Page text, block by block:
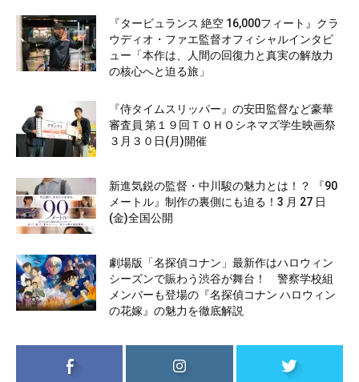
『タービュランス 絶空 16,000フィート』クラ
ウディオ・ファエ監督オフィシャルインタビ
ュー「本作は、人間の回復力と真実の解放力
の核心へと迫る旅」
『侍タイムスリッパー』の安田監督など豪華
審査員 第１９回ＴＯＨＯシネマズ学生映画祭
３月３０日(月)開催
新進気鋭の監督・中川駿の魅力とは！？ 『90
メートル』制作の裏側にも迫る！3 月 27 日
(金)全国公開
劇場版「名探偵コナン」最新作はハロウィン
シーズンで賑わう渋谷が舞台！ 警察学校組
メンバーも登場の『名探偵コナン ハロウィン
の花嫁』の魅力を徹底解説